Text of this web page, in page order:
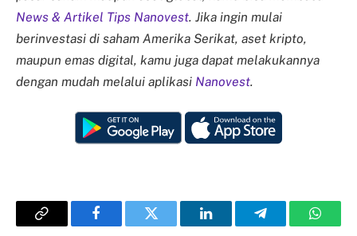
News & Artikel Tips Nanovest. Jika ingin mulai
berinvestasi di saham Amerika Serikat, aset kripto,
maupun emas digital, kamu juga dapat melakukannya
dengan mudah melalui aplikasi Nanovest.
Copy
FacebookTwitter LinkedInTelegram